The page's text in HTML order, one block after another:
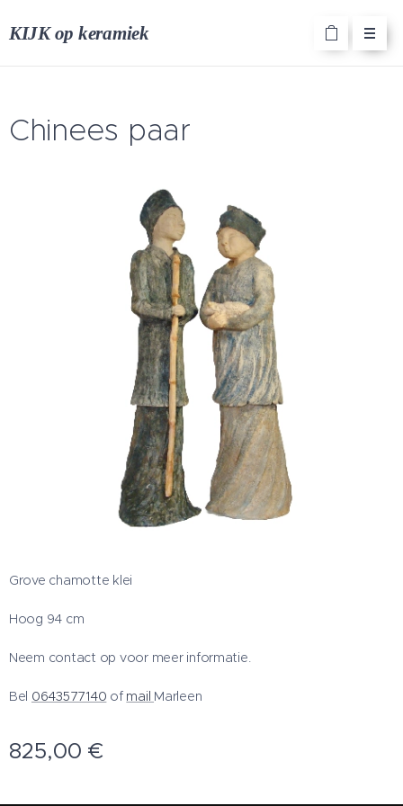
KIJK op keramiek
Chinees paar
Grove chamotte klei
Hoog 94 cm
Neem contact op voor meer informatie.
Bel 0643577140 of mail Marleen
825,00 €